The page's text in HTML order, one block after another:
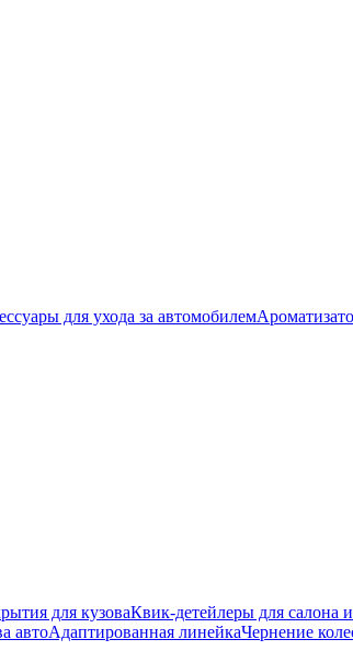
для ухода за автомобилем
для кузоваКвик-детейлеры для салона
автоАдаптированная линейкаЧернение